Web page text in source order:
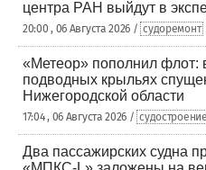
центра РАН выйдут в
20:00 , 06 Августа 2026 / судоремонт
«Метеор» пополнил флот:
подводных крыльях
Нижегородской области
17:04 , 06 Августа 2026 / судостроение
Два пассажирских судна